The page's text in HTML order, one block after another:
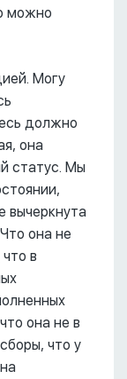
можно
Могу
должно
она
статус. Мы
вычеркнута
она не
в
она не в
что у